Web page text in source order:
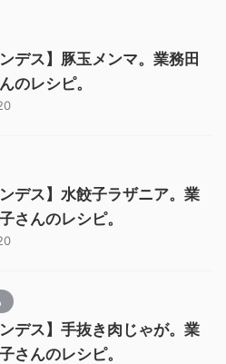
ンデス】豚玉メンマ。業務田
のレシピ。
ンデス】水餃子ラザニア。業
さんのレシピ。
ンデス】手抜き肉じゃが。業
さんのレシピ。